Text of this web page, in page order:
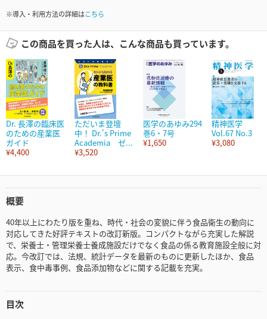
※導入・利用方法の詳細はこちら
この商品を買った人は、こんな商品も買っています。
Dr. 長澤の臨床医
のための産業医
ガイド
¥4,400
ただいま登壇
中！ Dr.'s Prime
Academia ゼ...
¥3,520
医学のあゆみ294
巻6・7号
¥1,650
精神医学
Vol.67 No.3
¥3,080
概要
40年以上にわたり版を重ね、時代・社会の変貌に伴う食品衛生の動向に
対応してきた好評テキストの改訂新版。コンパクトながら充実した解説
で、栄養士・管理栄養士養成施設だけでなく食品の係る教育施設全般に対
応。今改訂では、法規、統計データを最新のものに更新したほか、食品
表示、食中毒事例、食品添加物などに関する記載を充実。
目次